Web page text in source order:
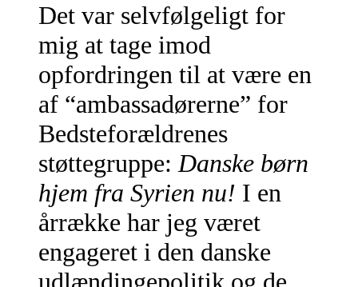
Det var selvfølgeligt for
mig at tage imod
opfordringen til at være en
af “ambassadørerne” for
Bedsteforældrenes
støttegruppe:Danske børn
hjem fra Syrien nu! I en
årrække har jeg været
engageret i den danske